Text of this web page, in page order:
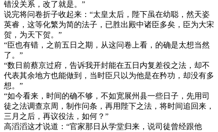
错没关系，改了就是。”
说完将问卷折子收起来：“太皇太后，陛下虽在幼聪，然天姿
英睿，这等化繁为简的法子，已胜出殿中诸臣多矣，臣为大宋
贺，为天下贺。”
“臣也有错，之前五日之期，从这问卷上看，的确是太想当然
了。”
“数日前蔡京过府，告诉我开封能在五日内复差役之法，却不
代表其余地方也能做到，当时臣只以为他是在矜功，却没有多
想。”
“如今看来，时间的确不够，不如宽展州县一些日子，先用司
徒之法调查京周，制作问条，再用陛下之法，将时间追回来，
三月之后，再议役法，如何？”
高滔滔这才说道：“官家那日从学堂归来，说司徒曾经跟他